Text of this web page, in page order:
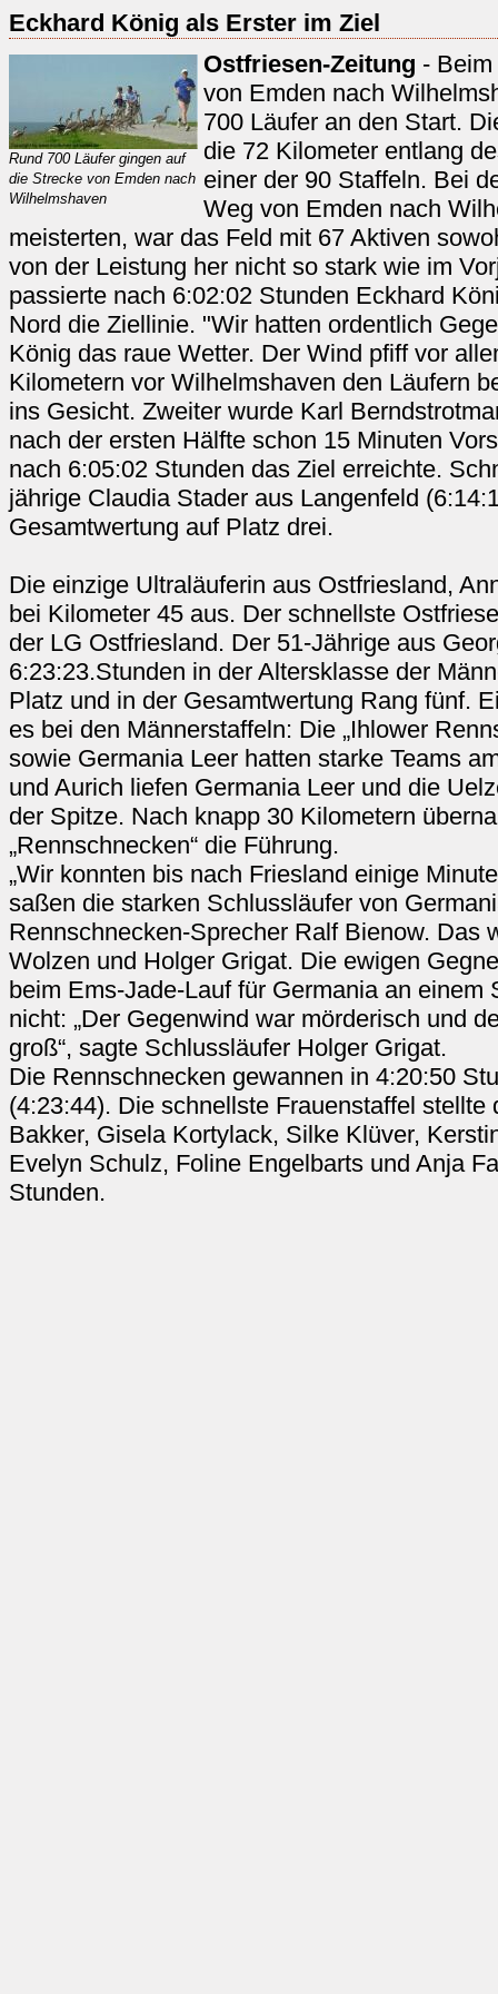
Eckhard König als Erster im Ziel
Rund 700 Läufer gingen auf
die Strecke von Emden nach
Wilhelmshaven
Ostfriesen-Zeitung -
von Emden nach
700 Läufer an den Start.
die 72 Kilometer entlang
einer der 90 Staffeln. Bei
Weg von Emden nach
meisterten, war das Feld mit 67 Aktiven
von der Leistung her nicht so stark wie im
passierte nach 6:02:02 Stunden Eckhard
Nord die Ziellinie. "Wir hatten ordentlich
König das raue Wetter. Der Wind pfiff vor
Kilometern vor Wilhelmshaven den Läufern
ins Gesicht. Zweiter wurde Karl
nach der ersten Hälfte schon 15 Minuten
nach 6:05:02 Stunden das Ziel erreichte.
jährige Claudia Stader aus Langenfeld
Gesamtwertung auf Platz drei.
Die einzige Ultraläuferin aus Ostfriesland,
bei Kilometer 45 aus. Der schnellste
der LG Ostfriesland. Der 51-Jährige aus
6:23:23.Stunden in der Altersklasse der
Platz und in der Gesamtwertung Rang fünf.
es bei den Männerstaffeln: Die „Ihlower
sowie Germania Leer hatten starke Teams
und Aurich liefen Germania Leer und die
der Spitze. Nach knapp 30 Kilometern
„Rennschnecken“ die Führung.
„Wir konnten bis nach Friesland einige
saßen die starken Schlussläufer von
Rennschnecken-Sprecher Ralf Bienow. Das
Wolzen und Holger Grigat. Die ewigen
beim Ems-Jade-Lauf für Germania an einem
nicht: „Der Gegenwind war mörderisch und
groß“, sagte Schlussläufer Holger Grigat.
Die Rennschnecken gewannen in 4:20:50
(4:23:44). Die schnellste Frauenstaffel stellte
Bakker, Gisela Kortylack, Silke Klüver,
Evelyn Schulz, Foline Engelbarts und Anja
Stunden.